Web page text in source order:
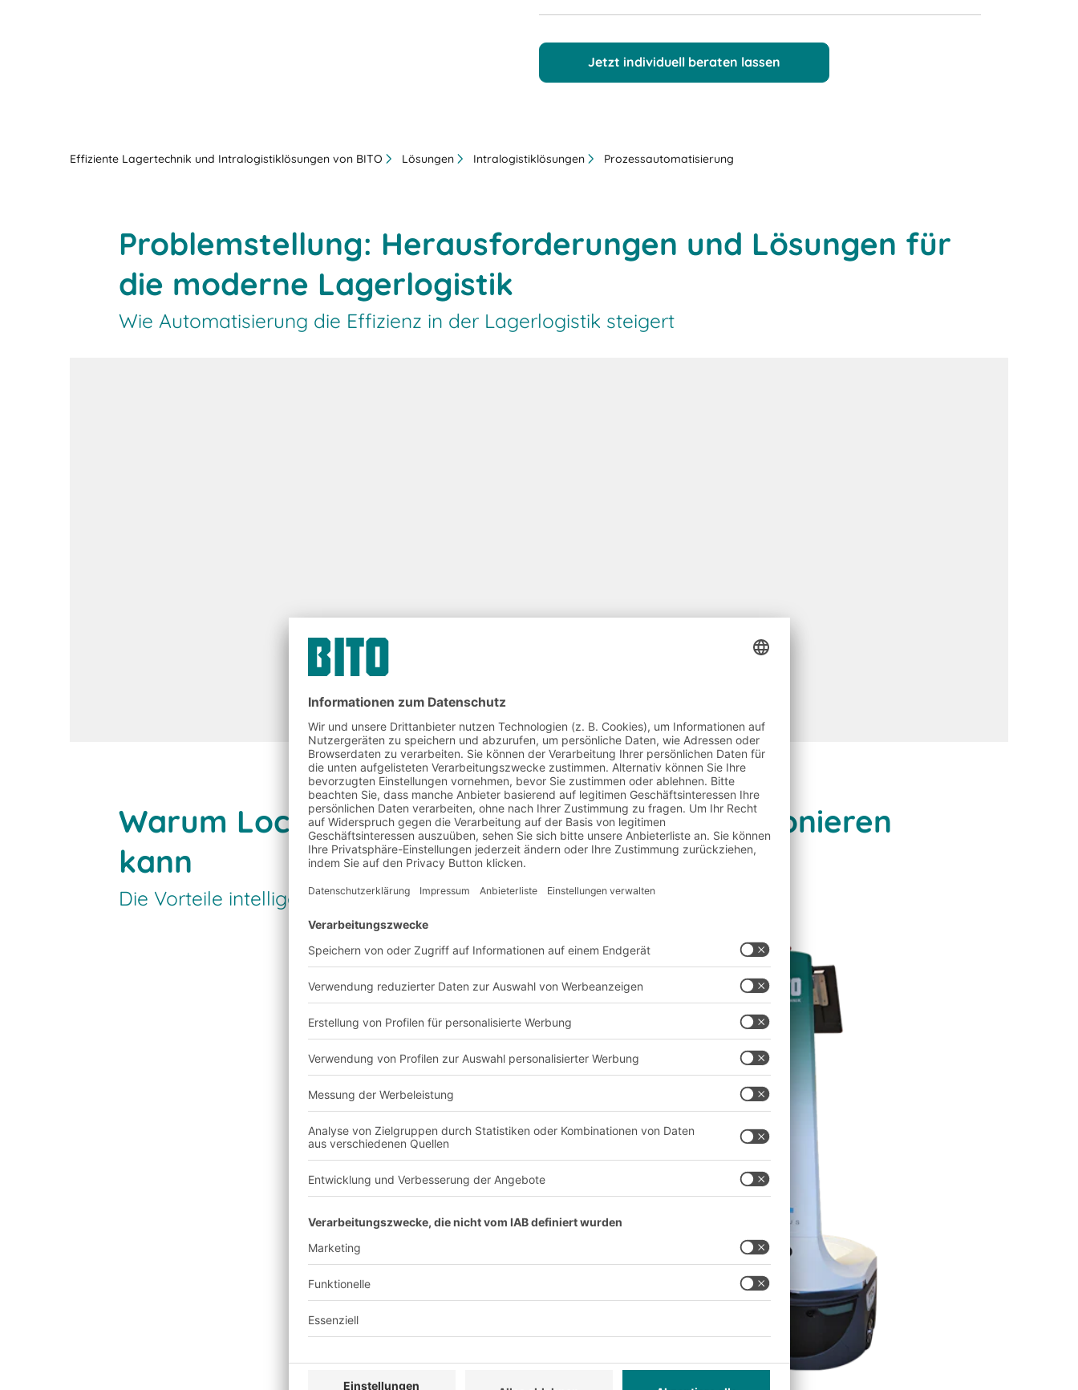
Jetzt individuell beraten lassen
Effiziente Lagertechnik und Intralogistiklösungen von BITO Lösungen Intralogistiklösungen Prozessautomatisierung
Problemstellung: Herausforderungen und Lösungen für
die moderne Lagerlogistik
Wie Automatisierung die Effizienz in der Lagerlogistik steigert
Effizienzverluste
Begrenzte Lagerflächen
Warum Locus Robotics Ihre Logistik revolutionieren
kann
Die Vorteile intelligenter Kommissionierroboter für Ihr Unternehmen